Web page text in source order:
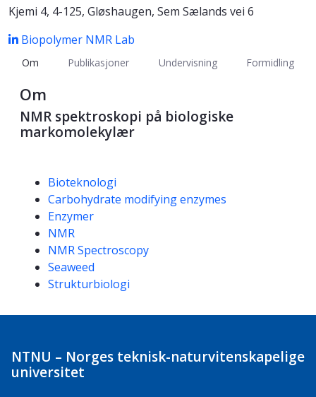
Kjemi 4, 4-125, Gløshaugen, Sem Sælands vei 6
Biopolymer NMR Lab
Om Publikasjoner Undervisning Formidling
Om
NMR spektroskopi på biologiske
markomolekylær
Kompetanseord
Bioteknologi
Carbohydrate modifying enzymes
Enzymer
NMR
NMR Spectroscopy
Seaweed
Strukturbiologi
NTNU – Norges teknisk-naturvitenskapelige
universitet